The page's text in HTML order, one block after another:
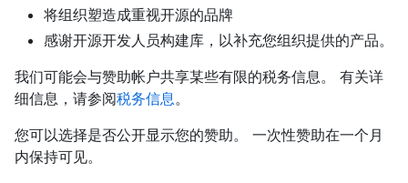
将组织塑造成重视开源的品牌
感谢开源开发人员构建库，以补充您组织提供的产品。
我们可能会与赞助帐户共享某些有限的税务信息。 有关详
细信息，请参阅税务信息。
您可以选择是否公开显示您的赞助。 一次性赞助在一个月
内保持可见。